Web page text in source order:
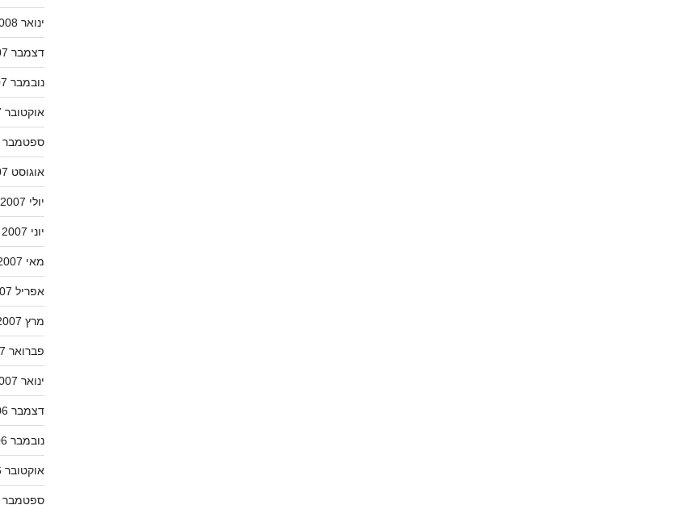
ינואר 2008
דצמבר 2007
נובמבר 2007
אוקטובר 2007
ספטמבר 2007
אוגוסט 2007
יולי 2007
יוני 2007
מאי 2007
אפריל 2007
מרץ 2007
פברואר 2007
ינואר 2007
דצמבר 2006
נובמבר 2006
אוקטובר 2006
ספטמבר 2006